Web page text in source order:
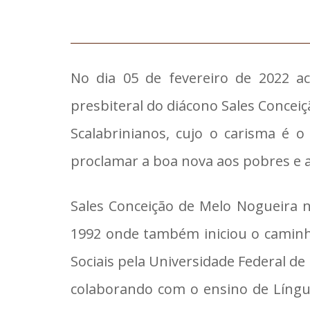
No dia 05 de fevereiro de 2022
presbiteral do diácono Sales
Scalabrinianos, cujo o carisma é
proclamar a boa nova aos pobres e
Sales Conceição de Melo
1992 onde também iniciou o
Sociais pela Universidade Federal
colaborando com o ensino de